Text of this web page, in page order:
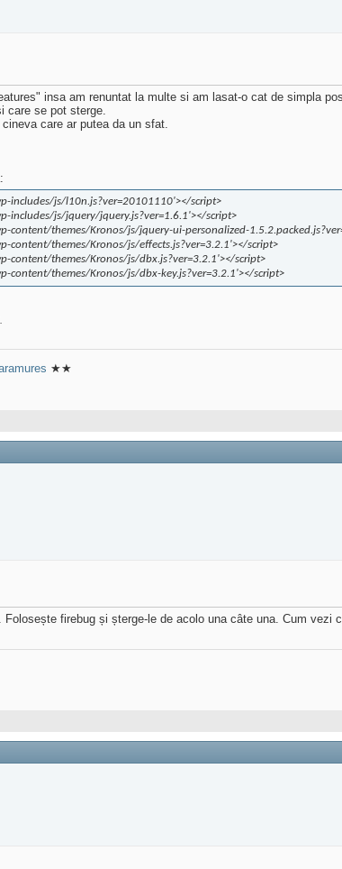
insa am renuntat la multe si am lasat-o cat de simpla
care se pot sterge.
care ar putea da un sfat.
includes/js/l10n.js?ver=20101110'></script>
includes/js/jquery/jquery.js?ver=1.6.1'></script>
themes/Kronos/js/jquery-ui-personalized-
themes/Kronos/js/effects.js?ver=3.2.1'></script>
content/themes/Kronos/js/dbx.js?ver=3.2.1'></script>
themes/Kronos/js/dbx-key.js?ver=3.2.1'></script>
★★
firebug și șterge-le de acolo una câte una. Cum vezi